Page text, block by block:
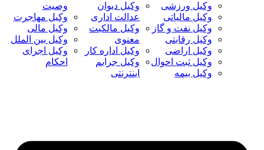
وکیل ورزشی
وکیل مالیاتی
وکیل نفت و گاز
وکیل رقابتی
وکیل اراضی
وکیل ثبت احوال
وکیل بیمه
وکیل دیوان
عدالت اداری
وکیل مالکیت
معنوی
وکیل اداره کار
وکیل جرایم
اینترنتی
وصیت
وکیل مهاجرت
وکیل مالی
وکیل بین الملل
وکیل اجرای
احکام